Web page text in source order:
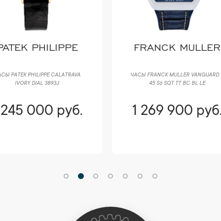
PHILIPPE
PATEK PHILIPPE CALATRAVA
IVORY DIAL 3893J
245 000 руб.
FRANCK MULLER
ЧАСЫ FRANCK MULLER VANGUARD
45 S6 SQT TT BC BL LE
1 269 900